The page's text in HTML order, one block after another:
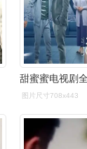
图片尺寸708x443